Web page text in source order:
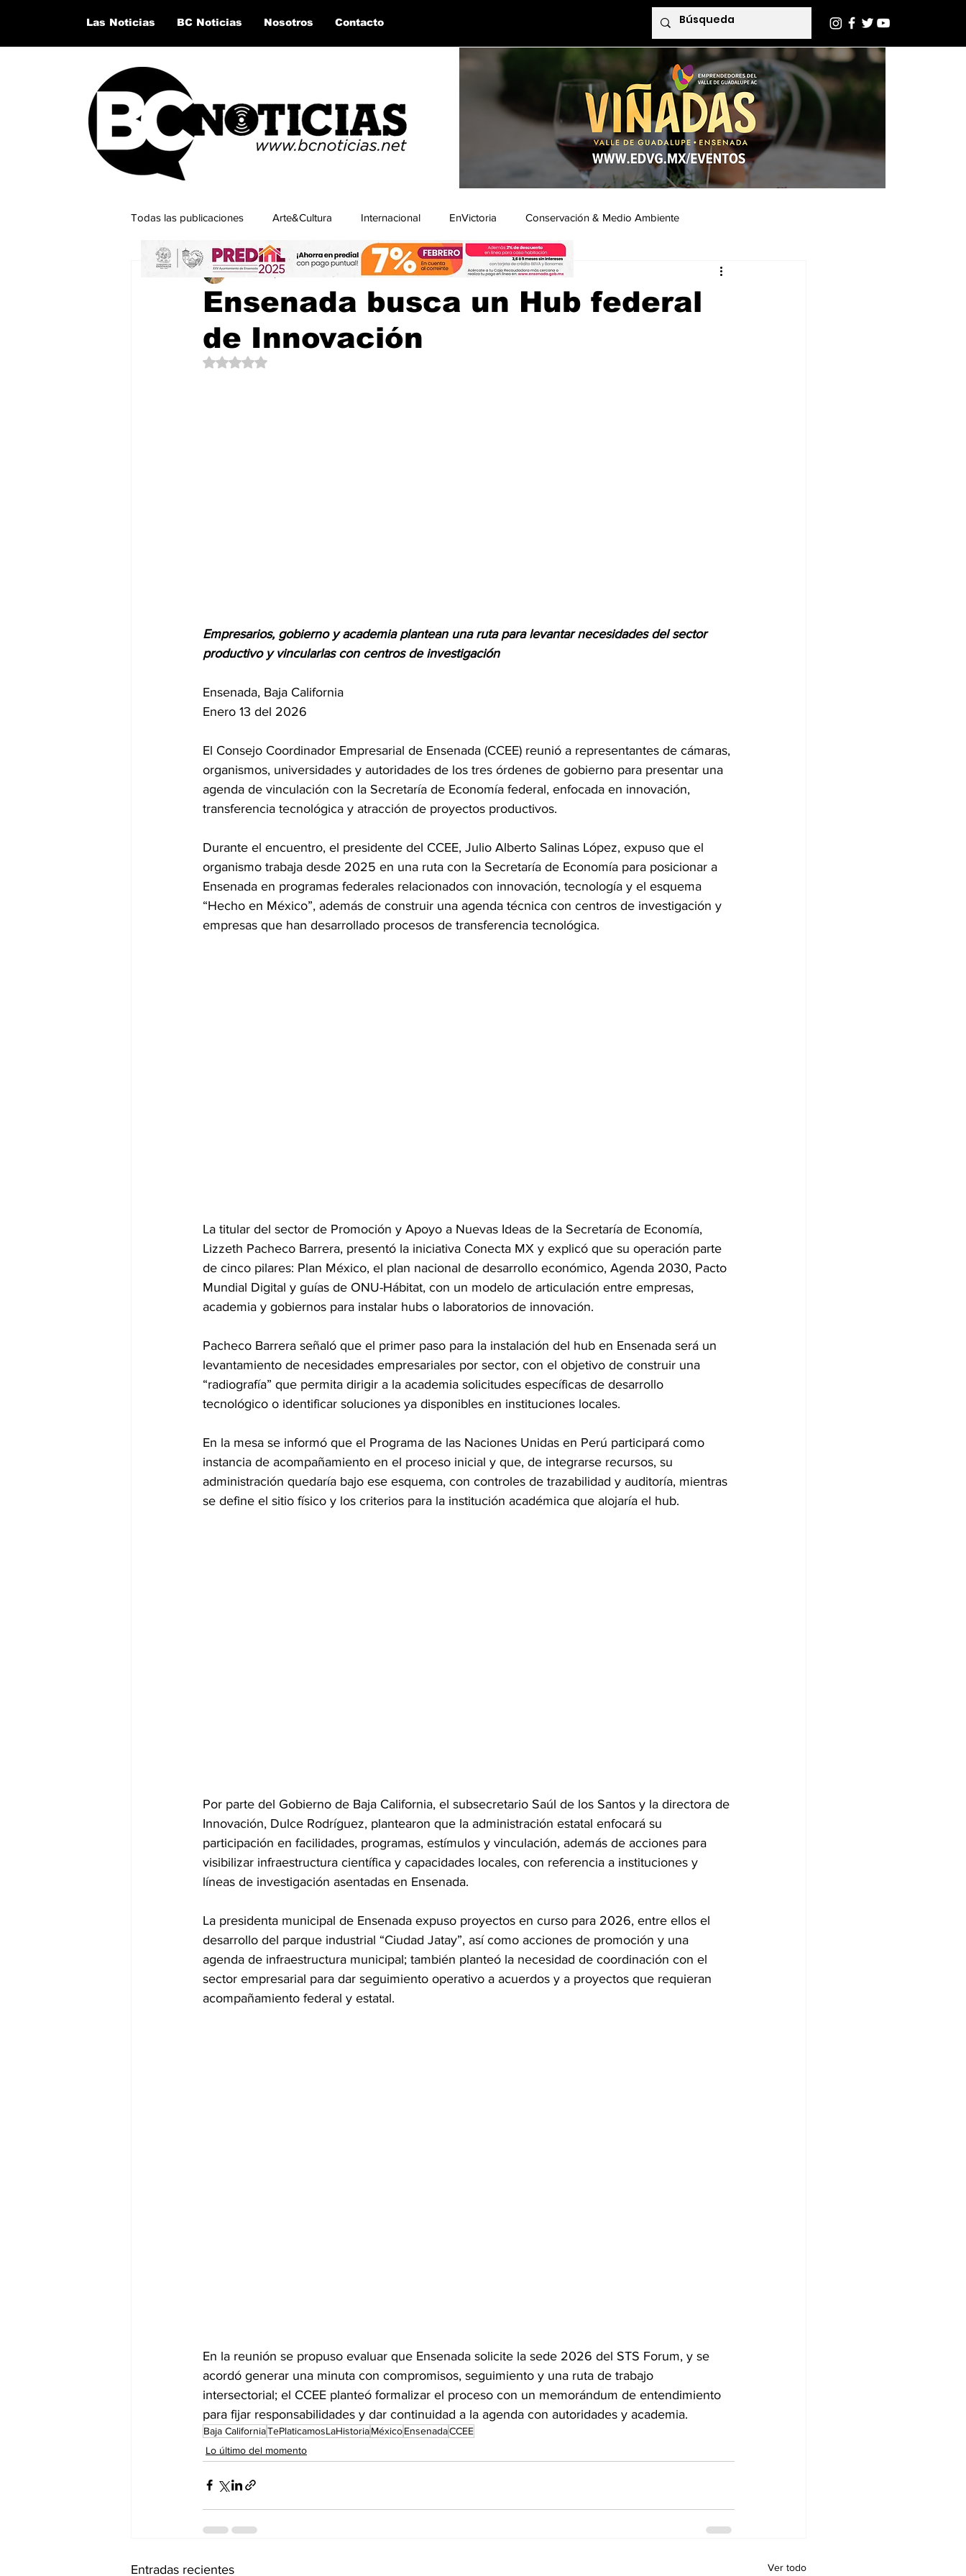
Las Noticias BC Noticias Nosotros Contacto
Todas las publicaciones Arte&Cultura Internacional EnVictoria Conservación & Medio Ambiente
Lo último del momento San Quintín, BC Bahía de los Ángeles, BC Columnas Invitadas Indaba Editorial
EntramadoBC Tijuana, Baja California
Ensenada busca un Hub federal
de Innovación
César Esparza Ramón|BCNoticias13 ene2 min de lectura
Obtuvo NaN de 5 estrellas.
Empresarios, gobierno y academia plantean una ruta para levantar necesidades del sector
productivo y vincularlas con centros de investigación
Ensenada, Baja California
Enero 13 del 2026
El Consejo Coordinador Empresarial de Ensenada (CCEE) reunió a representantes de cámaras,
organismos, universidades y autoridades de los tres órdenes de gobierno para presentar una
agenda de vinculación con la Secretaría de Economía federal, enfocada en innovación,
transferencia tecnológica y atracción de proyectos productivos.
Durante el encuentro, el presidente del CCEE, Julio Alberto Salinas López, expuso que el
organismo trabaja desde 2025 en una ruta con la Secretaría de Economía para posicionar a
Ensenada en programas federales relacionados con innovación, tecnología y el esquema
“Hecho en México”, además de construir una agenda técnica con centros de investigación y
empresas que han desarrollado procesos de transferencia tecnológica.
La titular del sector de Promoción y Apoyo a Nuevas Ideas de la Secretaría de Economía,
Lizzeth Pacheco Barrera, presentó la iniciativa Conecta MX y explicó que su operación parte
de cinco pilares: Plan México, el plan nacional de desarrollo económico, Agenda 2030, Pacto
Mundial Digital y guías de ONU-Hábitat, con un modelo de articulación entre empresas,
academia y gobiernos para instalar hubs o laboratorios de innovación.
Pacheco Barrera señaló que el primer paso para la instalación del hub en Ensenada será un
levantamiento de necesidades empresariales por sector, con el objetivo de construir una
“radiografía” que permita dirigir a la academia solicitudes específicas de desarrollo
tecnológico o identificar soluciones ya disponibles en instituciones locales.
En la mesa se informó que el Programa de las Naciones Unidas en Perú participará como
instancia de acompañamiento en el proceso inicial y que, de integrarse recursos, su
administración quedaría bajo ese esquema, con controles de trazabilidad y auditoría, mientras
se define el sitio físico y los criterios para la institución académica que alojaría el hub.
Por parte del Gobierno de Baja California, el subsecretario Saúl de los Santos y la directora de
Innovación, Dulce Rodríguez, plantearon que la administración estatal enfocará su
participación en facilidades, programas, estímulos y vinculación, además de acciones para
visibilizar infraestructura científica y capacidades locales, con referencia a instituciones y
líneas de investigación asentadas en Ensenada.
La presidenta municipal de Ensenada expuso proyectos en curso para 2026, entre ellos el
desarrollo del parque industrial “Ciudad Jatay”, así como acciones de promoción y una
agenda de infraestructura municipal; también planteó la necesidad de coordinación con el
sector empresarial para dar seguimiento operativo a acuerdos y a proyectos que requieran
acompañamiento federal y estatal.
En la reunión se propuso evaluar que Ensenada solicite la sede 2026 del STS Forum, y se
acordó generar una minuta con compromisos, seguimiento y una ruta de trabajo
intersectorial; el CCEE planteó formalizar el proceso con un memorándum de entendimiento
para fijar responsabilidades y dar continuidad a la agenda con autoridades y academia.
Baja CaliforniaTePlaticamosLaHistoriaMéxicoEnsenadaCCEE
Lo último del momento
Entradas recientes Ver todo